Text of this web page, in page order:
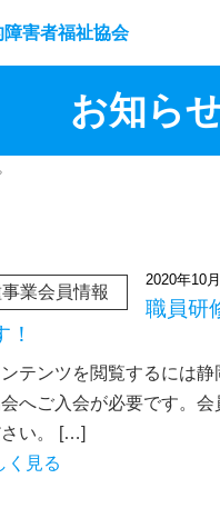
害者福祉協会
お知ら
業会員情報
2020年10
職員研
！
テンツを閲覧するには
へご入会が必要です。会
さい。 […]
く見る